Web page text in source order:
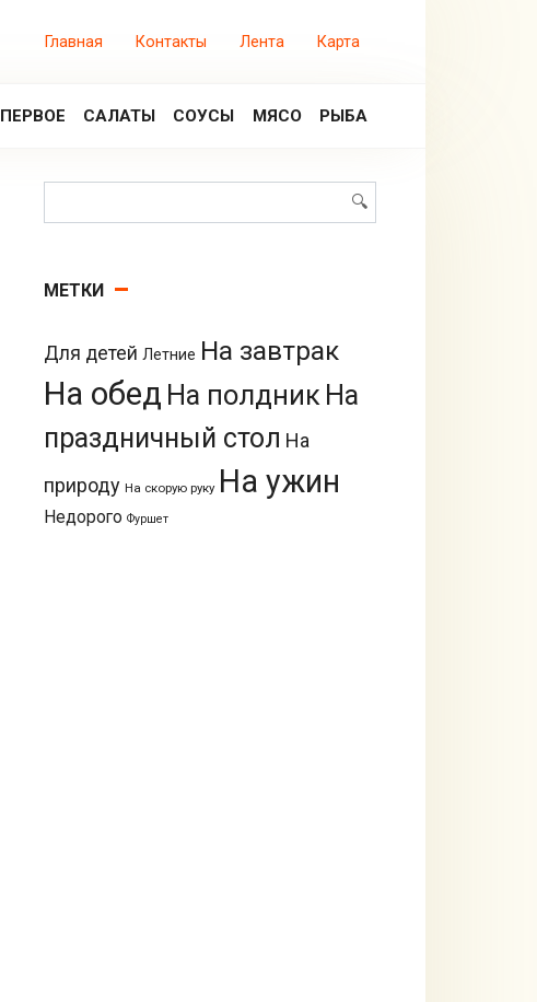
Главная Контакты Лента Карта
ПЕРВОЕ САЛАТЫ СОУСЫ МЯСО РЫБА
МЕТКИ
Для детей Летние На завтрак
На обед На полдник На
праздничный стол На
природу На скорую руку На ужин
Недорого Фуршет